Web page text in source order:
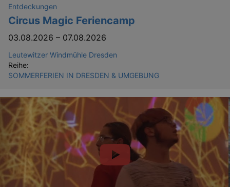
Entdeckungen
Circus Magic Feriencamp
03.08.2026 – 07.08.2026
Leutewitzer Windmühle Dresden
Reihe:
SOMMERFERIEN IN DRESDEN & UMGEBUNG